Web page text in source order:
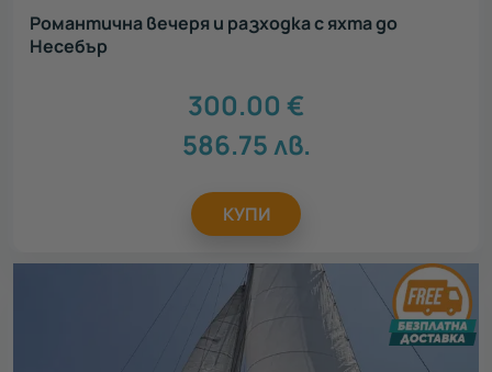
Романтична вечеря и разходка с яхта до
Несебър
300.00 €
586.75лв.
КУПИ